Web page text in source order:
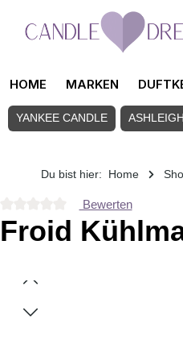
Zum Hauptinhalt springen
HOME MARKEN
YANKEE CANDLE
Du bist hier: Home
Durchschnittliche Bewertung von 0
Bewerten
Froid
Bildergalerie überspringen